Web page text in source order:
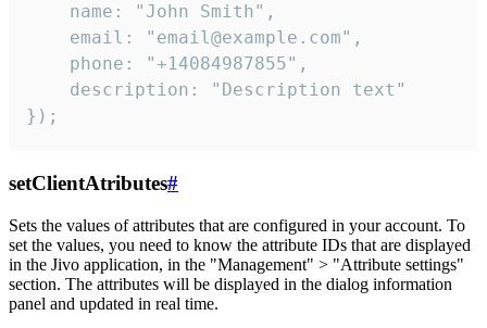
    name: "John Smith",
    email: "email@example.com",
    phone: "+14084987855",
    description: "Description text"
});
setClientAtributes#
Sets the values ​​of attributes that are configured in your account. To
set the values, you need to know the attribute IDs that are displayed
in the Jivo application, in the "Management" > "Attribute settings"
section. The attributes will be displayed in the dialog information
panel and updated in real time.